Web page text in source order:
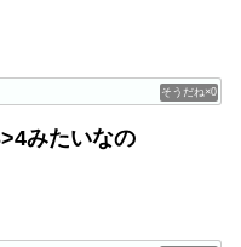
0
みたいなの